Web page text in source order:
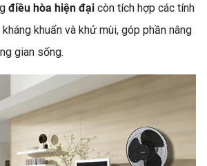
điều hòa hiện đạicòn tích hợp các tính
khuẩn và khử mùi, góp phần nâng
gian sống.
CHỌN
GIA